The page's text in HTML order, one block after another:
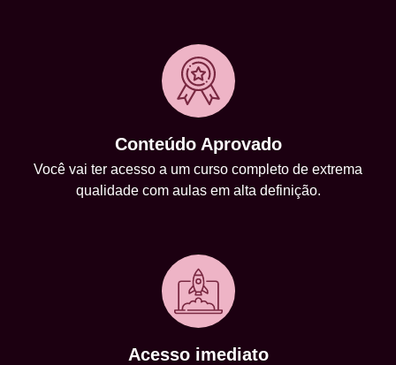
Conteúdo Aprovado
Você vai ter acesso a um curso completo de extrema
qualidade com aulas em alta definição.
Acesso imediato